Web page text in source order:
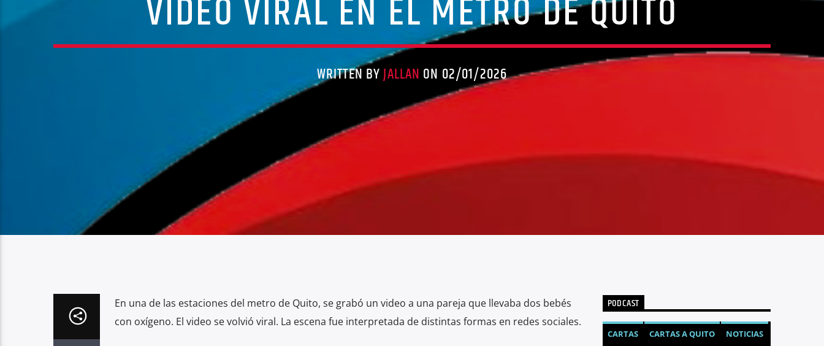
VIDEO VIRAL EN EL METRO DE QUITO
WRITTEN BYJALLAN ON 02/01/2026
En una de las estaciones del metro de Quito, se grabó un video a una pareja que llevaba dos bebés
con oxígeno. El video se volvió viral. La escena fue interpretada de distintas formas en redes sociales.
PODCAST
CARTAS CARTAS A QUITO
NOTICIAS